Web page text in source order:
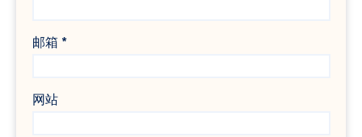
邮箱 *
网站